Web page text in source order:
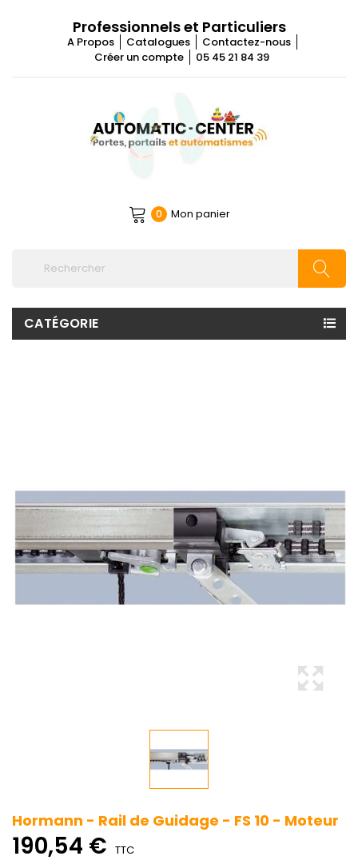
Professionnels et Particuliers
A Propos Catalogues
Contactez-nous
Créer un compte
05 45 21 84 39
0 Mon panier
CATÉGORIE
Hormann - Rail de Guidage - FS 10 - Moteur
190,54 € TTC